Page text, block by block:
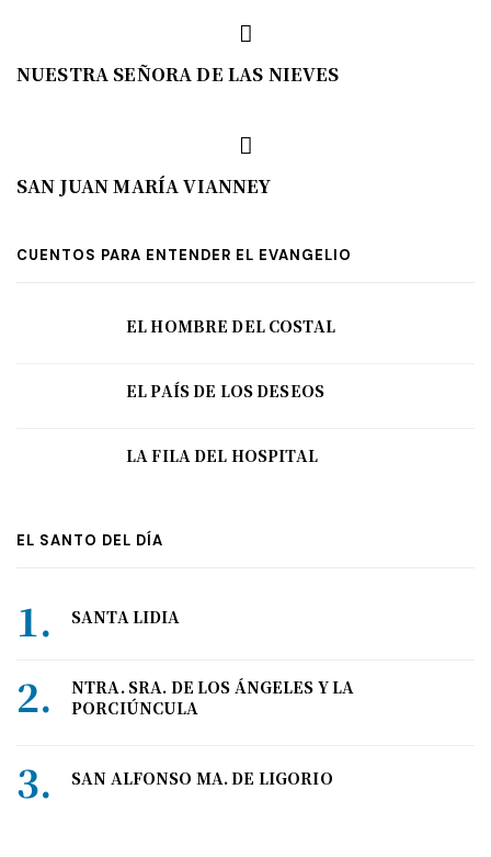
NUESTRA SEÑORA DE LAS NIEVES
SAN JUAN MARÍA VIANNEY
CUENTOS PARA ENTENDER EL EVANGELIO
EL HOMBRE DEL COSTAL
EL PAÍS DE LOS DESEOS
LA FILA DEL HOSPITAL
EL SANTO DEL DÍA
SANTA LIDIA
NTRA. SRA. DE LOS ÁNGELES Y LA
PORCIÚNCULA
SAN ALFONSO MA. DE LIGORIO